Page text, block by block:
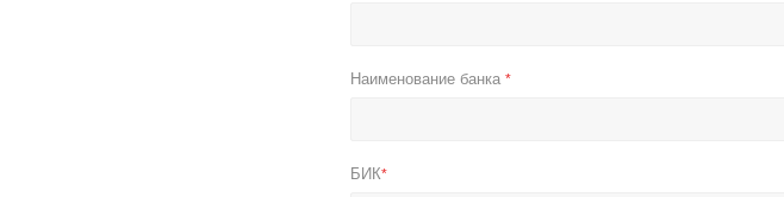
Наименование банка *
БИК*